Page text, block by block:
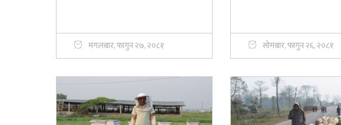
मंगलबार, फागुन २७, २०८१ सोमबार, फागुन २६, २०८१